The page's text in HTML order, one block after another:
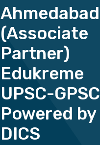
Ahmedabad
(Associate
Partner)
Edukreme
UPSC-GPSC
Powered by
DICS